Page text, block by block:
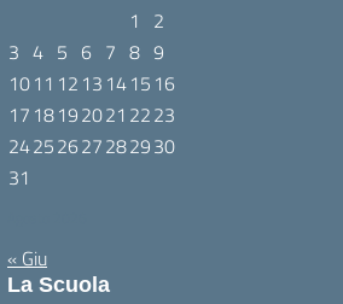
1
2
3 4 5 6 7 8 9
1011 12 13 1415 16
17 18192021 2223
24252627282930
31
« Giu
La Scuola